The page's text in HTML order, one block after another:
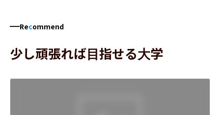
Recommend
少し頑張れば目指せる大学